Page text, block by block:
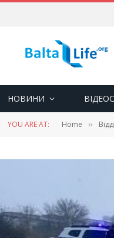
НОВИНИ
YOU ARE AT: Home »